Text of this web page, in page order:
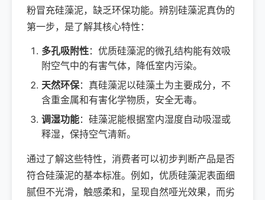
粉冒充硅藻泥，缺乏环保功能。辨别硅藻泥真伪的
第一步，是了解其核心特性：
多孔吸附性：优质硅藻泥的微孔结构能有效吸
附空气中的有害气体，降低室内污染。
天然环保：真硅藻泥以硅藻土为主要成分，不
含重金属和有害化学物质，安全无毒。
调湿功能：硅藻泥能根据室内湿度自动吸湿或
释湿，保持空气清新。
通过了解这些特性，消费者可以初步判断产品是否
符合硅藻泥的基本标准。例如，优质硅藻泥表面细
腻但不光滑，触感柔和，呈现自然哑光效果，而劣